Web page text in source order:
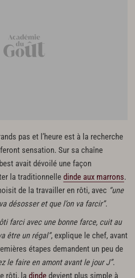
pas et l’heure est à la recherche
sensation. Sur sa chaîne
avait dévoilé une façon
la traditionnelle dinde aux marrons.
de la travailler en rôti, avec “une
désosser et que l’on va farcir”.
farci avec une bonne farce, cuit au
être un régal”, explique le chef, avant
étapes demandent un peu de
le faire en amont avant le jour J”.
rôti, la dinde devient plus simple à